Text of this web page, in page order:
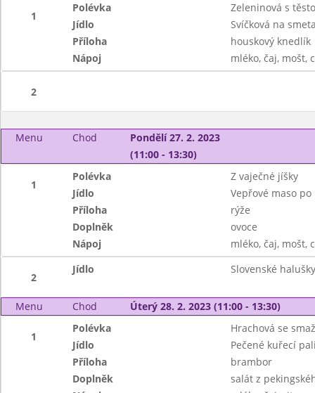
1
Polévka
Zeleninová s
Jídlo
Svíčková na
Příloha
houskový knedlík
Nápoj
mléko, čaj, mošt,
2
Menu Chod
Pondělí 27. 2. 2023
(11:00 - 13:30)
1
Polévka
Z vaječné jíšky
Jídlo
Vepřové maso
Příloha
rýže
Doplněk
ovoce
Nápoj
mléko, čaj, mošt,
2
Jídlo Slovenské
Menu Chod Úterý 28. 2. 2023 (11:00 - 13:30)
1
Polévka
Hrachová se
Jídlo
Pečené kuřecí
Příloha
brambor
Doplněk
salát z